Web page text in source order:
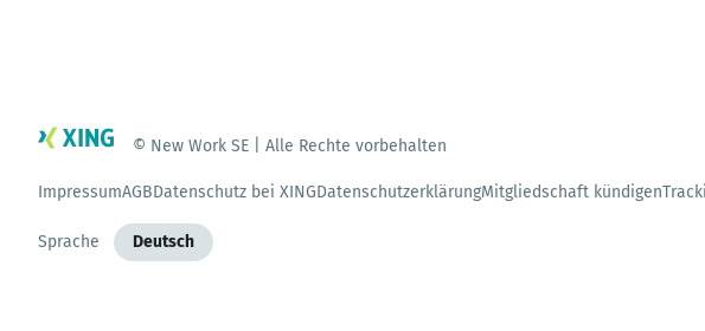
© New Work SE | Alle Rechte vorbehalten
ImpressumAGBDatenschutz bei XINGDatenschutzerklärungMitgliedschaft kündigen
Sprache Deutsch